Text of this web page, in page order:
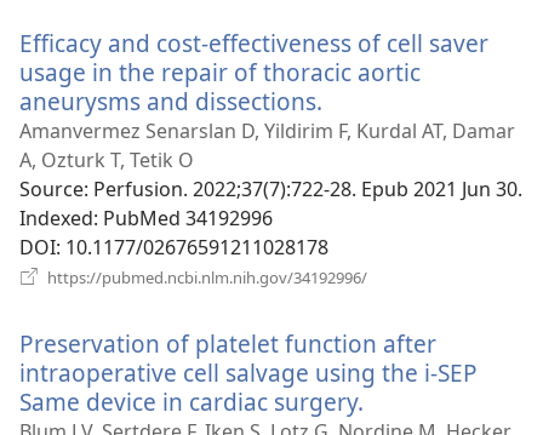
вікні)
Efficacy and cost-effectiveness of cell saver
usage in the repair of thoracic aortic
aneurysms and dissections.
у
вікні)
Amanvermez Senarslan D, Yildirim F, Kurdal AT, Damar
A, Ozturk T, Tetik O
Source‎: Perfusion. 2022;37(7):722-28. Epub 2021 Jun 30.
Indexed‎: PubMed 34192996
DOI‎: 10.1177/02676591211028178
https://pubmed.ncbi.nlm.nih.gov/34192996/
вікні)
Preservation of platelet function after
intraoperative cell salvage using the i-SEP
Same device in cardiac surgery.